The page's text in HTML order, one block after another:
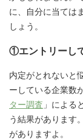
に、自分に当ては
しょう。
①エントリーし
内定がとれないと
ーしている企業数
ター調査 」による
う結果があります
がありますよ。